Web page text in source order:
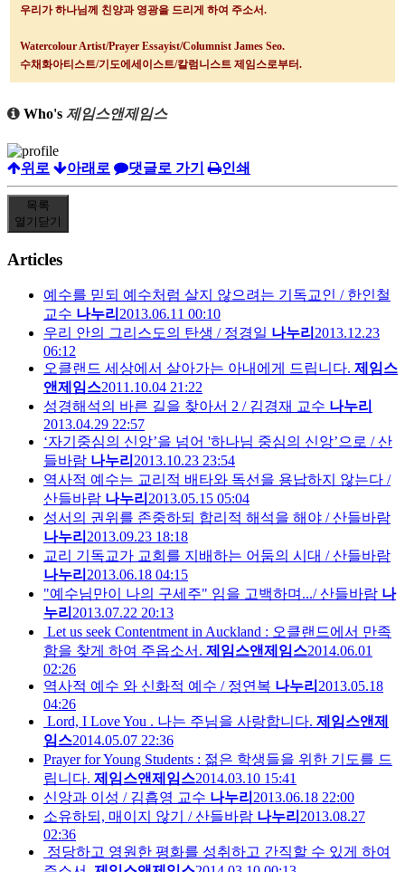
우리가 하나님께 친양과 영광을 드리게 하여 주소서.
Watercolour Artist/Prayer Essayist/Columnist James Seo.
수채화아티스트/기도에세이스트/칼럼니스트 제임스로부터.
Who's 제임스앤제임스
위로 아래로 댓글로 가기 인쇄
목록
열기 닫기
Articles
예수를 믿되 예수처럼 살지 않으려는 기독교인 / 한인철
교수 나누리 2013.06.11 00:10
우리 안의 그리스도의 탄생 / 정경일 나누리 2013.12.23
06:12
오클랜드 세상에서 살아가는 아내에게 드립니다. 제임스
앤제임스2011.10.04 21:22
성경해석의 바른 길을 찾아서 2 / 김경재 교수 나누리
2013.04.29 22:57
‘자기중심의 신앙’을 넘어 '하나님 중심의 신앙’으로 / 산
들바람 나누리 2013.10.23 23:54
역사적 예수는 교리적 배타와 독선을 용납하지 않는다 /
산들바람 나누리 2013.05.15 05:04
성서의 권위를 존중하되 합리적 해석을 해야 / 산들바람
나누리 2013.09.23 18:18
교리 기독교가 교회를 지배하는 어둠의 시대 / 산들바람
나누리 2013.06.18 04:15
"예수님만이 나의 구세주" 임을 고백하며.../ 산들바람 나
누리 2013.07.22 20:13
Let us seek Contentment in Auckland : 오클랜드에서 만족
함을 찾게 하여 주옵소서. 제임스앤제임스2014.06.01
02:26
역사적 예수 와 신화적 예수 / 정연복 나누리 2013.05.18
04:26
Lord, I Love You . 나는 주님을 사랑합니다. 제임스앤제
임스2014.05.07 22:36
Prayer for Young Students : 젊은 학생들을 위한 기도를 드
립니다. 제임스앤제임스2014.03.10 15:41
신앙과 이성 / 김흡영 교수 나누리 2013.06.18 22:00
소유하되, 매이지 않기 / 산들바람 나누리 2013.08.27
02:36
정당하고 영원한 평화를 성취하고 간직할 수 있게 하여